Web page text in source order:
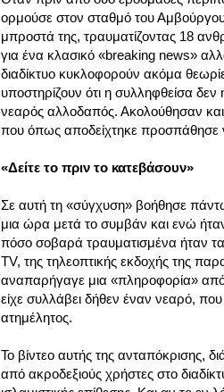
ορμούσε στον σταθμό του
μπροστά της, τραυματίζοντας 18
για ένα κλασικό «breaking news»
διαδίκτυο κυκλοφορούν ακόμα
υποστηρίζουν ότι η συλληφθείσα
νεαρός αλλοδαπός. Ακολούθησαν
που όπως αποδείχτηκε προσπάθησε
«Δείτε το πριν το κατεβάσουν»
Σε αυτή τη «σύγχυση» βοήθησε
μια ώρα μετά το συμβάν και ενώ
πόσο σοβαρά τραυματισμένα ήταν
TV, της τηλεοπτικής εκδοχής της
αναπαρήγαγε μια «πληροφορία»
είχε συλλάβει δήθεν έναν νεαρό,
ατημέλητος.
Το βίντεο αυτής της ανταπόκρισης,
από ακροδεξιούς χρήστες στο